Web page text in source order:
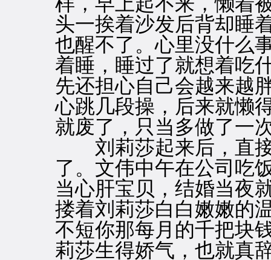
头一挨着沙发后背却睡
也醒不了。心里没什么
着睡，睡过了就想着吃
先还担心自己会越来越
心跳几段操，后来就懒
就废了，只当多做了一
刘莉莎起来后，直接
了。文伟中午在公司吃
当心肝宝贝，结婚当夜
搂着刘莉莎白白嫩嫩的
不短你那每月的千把块
莉莎生得娇气，也就真